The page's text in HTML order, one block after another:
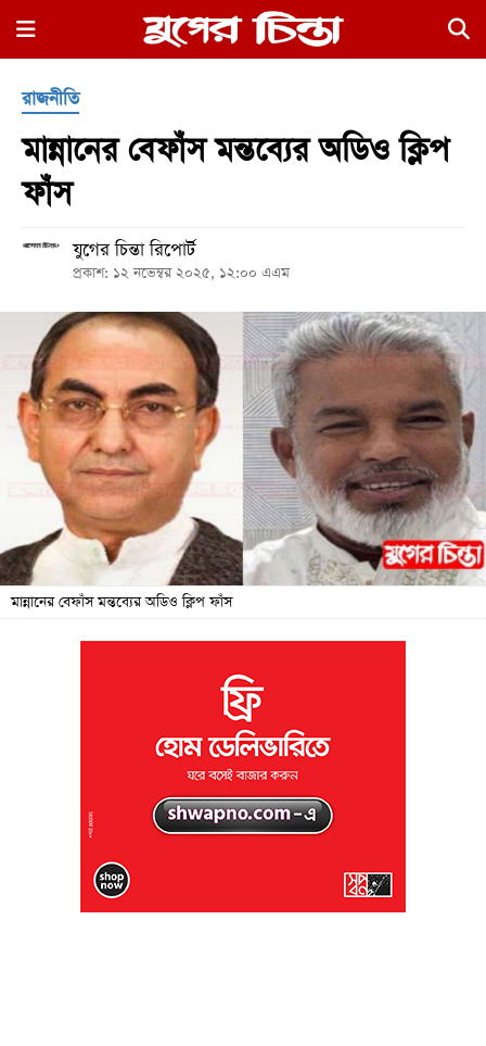
×
রাজনীতি
নগর
জুড়ে
নগরের
বাইরে
আদালতপাড়া
জনদুর্ভোগ
বিশেষ
সংবাদ
রাজনীতি
মান্নানের বেফাঁস মন্তব্যের অডিও ক্লিপ
ফাঁস
যুগের চিন্তা রিপোর্ট
প্রকাশ: ১২ নভেম্বর ২০২৫, ১২:০০ এএম
মান্নানের বেফাঁস মন্তব্যের অডিও ক্লিপ ফাঁস